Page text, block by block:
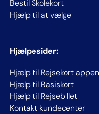
Bestil Skolekort
Hjælp til at vælge
Hjælpesider:
Hjælp til Rejsekort appen
Hjælp til Basiskort
Hjælp til Rejsebillet
Kontakt kundecenter